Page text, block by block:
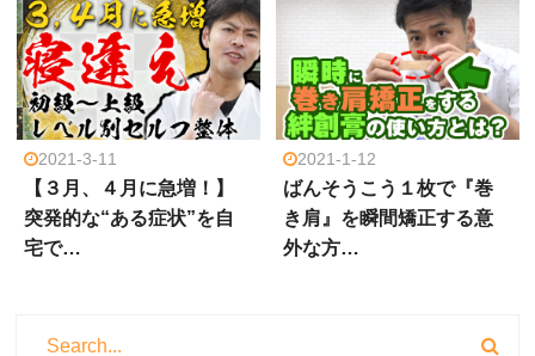
2021-3-11
【３月、４月に急増！】
突発的な“ある症状”を自
宅で…
2021-1-12
ばんそうこう１枚で『巻
き肩』を瞬間矯正する意
外な方…